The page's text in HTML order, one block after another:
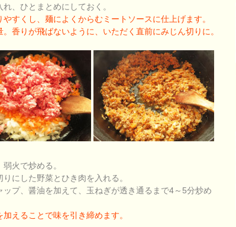
、ひとまとめにしておく。
すくし、麺によくからむミートソースに仕上げます。
香りが飛ばないように、いただく直前にみじん切りに。
火で炒める。
にした野菜とひき肉を入れる。
ップ、醤油を加えて、玉ねぎが透き通るまで4～5分炒め
えることで味を引き締めます。